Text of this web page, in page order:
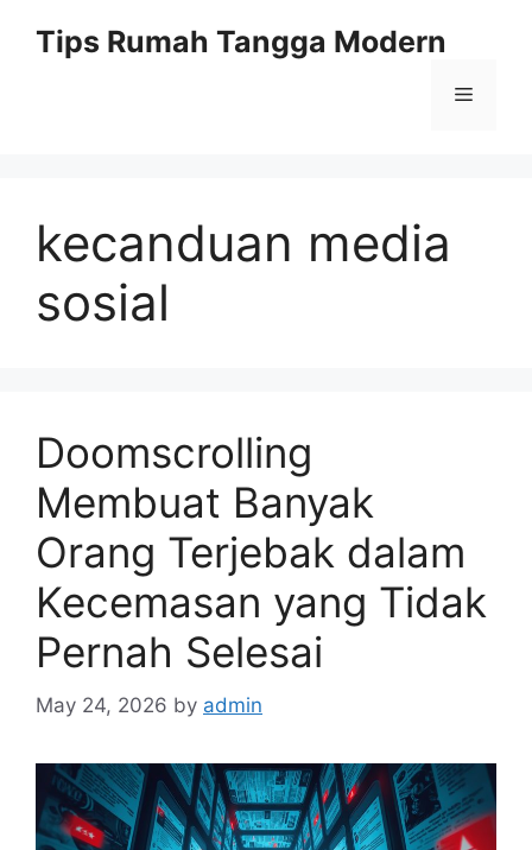
Tips Rumah Tangga Modern
Menu
kecanduan media
sosial
Doomscrolling
Membuat Banyak
Orang Terjebak dalam
Kecemasan yang Tidak
Pernah Selesai
May 24, 2026 by admin